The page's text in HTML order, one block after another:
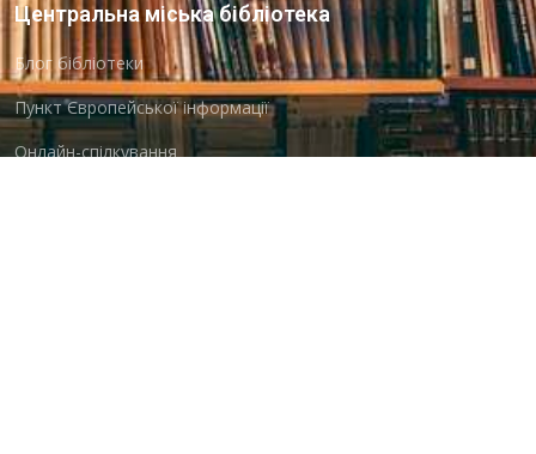
Центральна міська бібліотека
Блог бібліотеки
Пункт Європейської інформації
Онлайн-спілкування